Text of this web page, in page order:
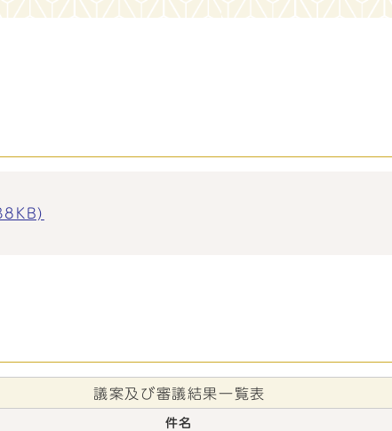
議案及び審議結果一覧表
件名